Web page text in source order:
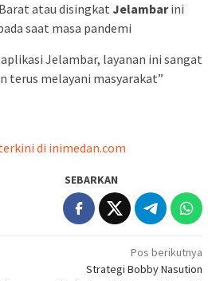
atau disingkat Jelambarini
saat masa pandemi
Jelambar, layanan ini sangat
terus melayani masyarakat”
di inimedan.com
SEBARKAN
Pos berikutnya
Strategi Bobby Nasution